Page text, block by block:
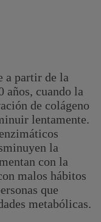
a partir de la
años, cuando la
de colágeno
lentamente.
la
con la
malos hábitos
que
metabólicas.